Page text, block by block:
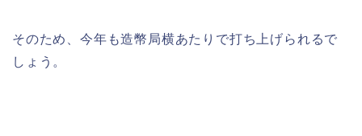
そのため、今年も造幣局横あたりで打ち上げられるで
しょう。